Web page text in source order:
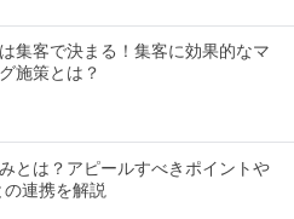
集客で決まる！集客に効果的なマ
施策とは？
とは？アピールすべきポイントや
連携を解説